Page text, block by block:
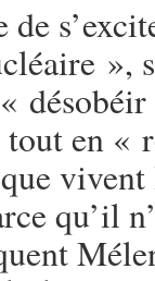
de
»,
tout en «
qu’il